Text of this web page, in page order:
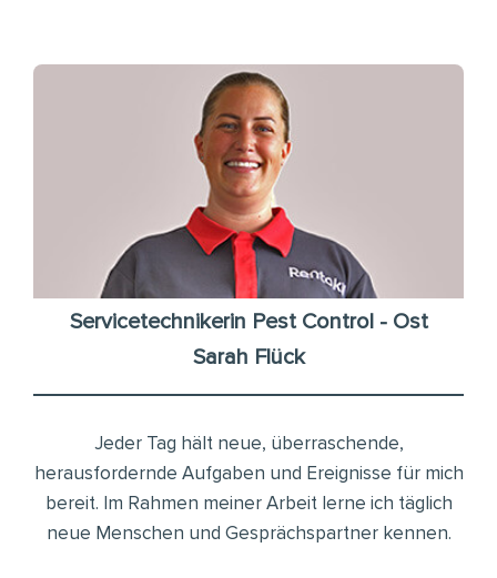
Servicetechnikerin Pest Control - Ost
Sarah Flück
Jeder Tag hält neue, überraschende,
herausfordernde Aufgaben und Ereignisse für mich
bereit. Im Rahmen meiner Arbeit lerne ich täglich
neue Menschen und Gesprächspartner kennen.